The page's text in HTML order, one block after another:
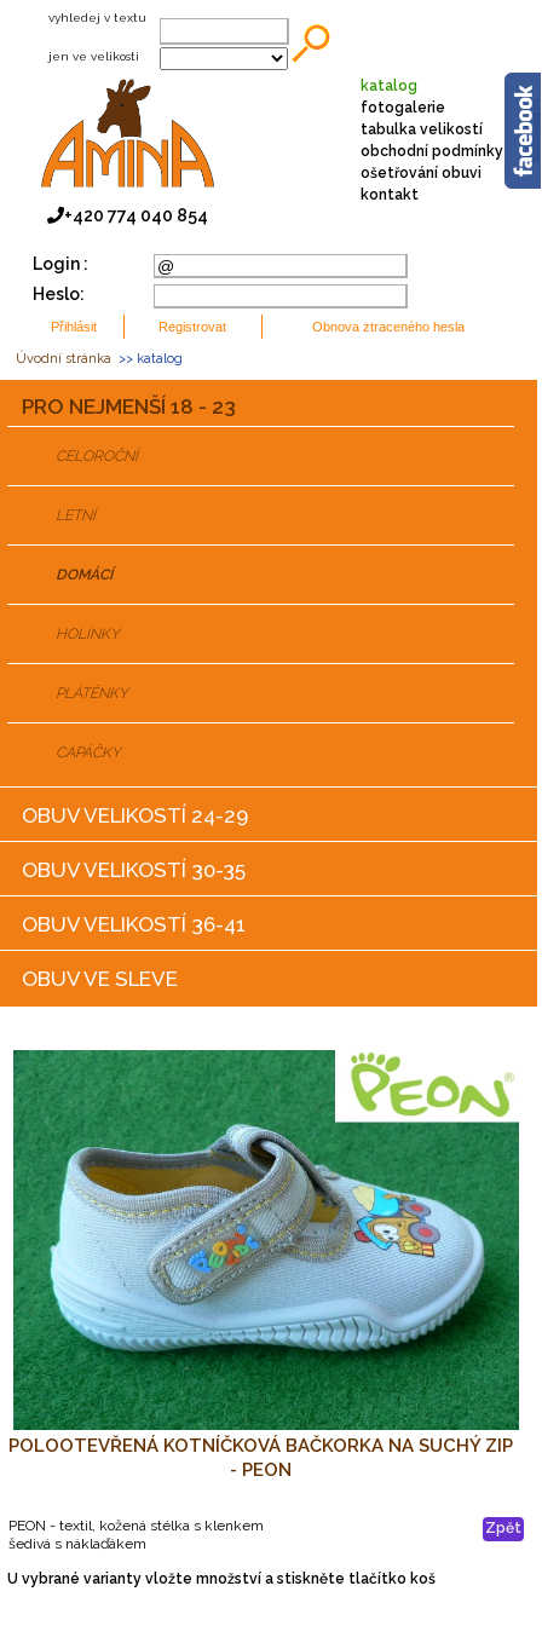
+420 774 040 854
vyhledej v textu
jen ve velikosti
Login :
Heslo:
Úvodní stránka >> katalog
katalog
fotogalerie
tabulka velikostí
obchodní podmínky
ošetřování obuvi
kontakt
PRO NEJMENŠÍ 18 - 23
CELOROČNÍ
LETNÍ
DOMÁCÍ
HOLÍNKY
PLÁTĚNKY
CAPÁČKY
OBUV VELIKOSTÍ 24-29
OBUV VELIKOSTÍ 30-35
OBUV VELIKOSTÍ 36-41
OBUV VE SLEVE
POLOOTEVŘENÁ KOTNÍČKOVÁ BAČKORKA NA SUCHÝ ZIP
- PEON
Zpět
PEON - textil, kožená stélka s klenkem
šedivá s náklaďákem
U vybrané varianty vložte množství a stiskněte tlačítko koš